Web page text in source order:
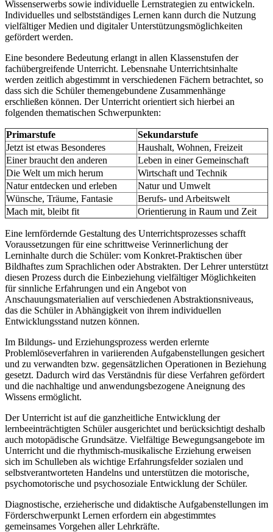
Wissenserwerbs sowie individuelle Lernstrategien zu entwickeln.
Individuelles und selbstständiges Lernen kann durch die Nutzung
vielfältiger Medien und digitaler Unterstützungsmöglichkeiten
gefördert werden.
Eine besondere Bedeutung erlangt in allen Klassenstufen der
fachübergreifende Unterricht. Lebensnahe Unterrichtsinhalte
werden zeitlich abgestimmt in verschiedenen Fächern betrachtet, so
dass sich die Schüler themengebundene Zusammenhänge
erschließen können. Der Unterricht orientiert sich hierbei an
folgenden thematischen Schwerpunkten:
Primarstufe
Sekundarstufe
Jetzt ist etwas Besonderes
Haushalt, Wohnen, Freizeit
Einer braucht den anderen
Leben in einer Gemeinschaft
Die Welt um mich herum
Wirtschaft und Technik
Natur entdecken und erleben
Natur und Umwelt
Wünsche, Träume, Fantasie
Berufs- und Arbeitswelt
Mach mit, bleibt fit
Orientierung in Raum und Zeit
Eine lernfördernde Gestaltung des Unterrichtsprozesses schafft
Voraussetzungen für eine schrittweise Verinnerlichung der
Lerninhalte durch die Schüler: vom Konkret-Praktischen über
Bildhaftes zum Sprachlichen oder Abstrakten. Der Lehrer unterstützt
diesen Prozess durch die Einbeziehung vielfältiger Möglichkeiten
für sinnliche Erfahrungen und ein Angebot von
Anschauungsmaterialien auf verschiedenen Abstraktionsniveaus,
das die Schüler in Abhängigkeit von ihrem individuellen
Entwicklungsstand nutzen können.
Im Bildungs- und Erziehungsprozess werden erlernte
Problemlöseverfahren in variierenden Aufgabenstellungen gesichert
und zu verwandten bzw. gegensätzlichen Operationen in Beziehung
gesetzt. Dadurch wird das Verständnis für diese Verfahren gefördert
und die nachhaltige und anwendungsbezogene Aneignung des
Wissens ermöglicht.
Der Unterricht ist auf die ganzheitliche Entwicklung der
lernbeeinträchtigten Schüler ausgerichtet und berücksichtigt deshalb
auch motopädische Grundsätze. Vielfältige Bewegungsangebote im
Unterricht und die rhythmisch-musikalische Erziehung erweisen
sich im Schulleben als wichtige Erfahrungsfelder sozialen und
selbstverantworteten Handelns und unterstützen die motorische,
psychomotorische und psychosoziale Entwicklung der Schüler.
Diagnostische, erzieherische und didaktische Aufgabenstellungen im
Förderschwerpunkt Lernen erfordern ein abgestimmtes
gemeinsames Vorgehen aller Lehrkräfte.